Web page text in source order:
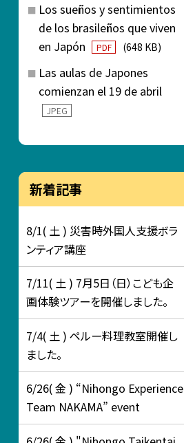
Los sueños y sentimientos
de los brasileños que viven
en Japón
PDF (648 KB)
Las aulas de Japones
comienzan el 19 de abril
JPEG
新着記事
8/1( 土 ) 災害時外国人支援ボラ
ンティア講座
7/11( 土 ) 7月5日（日）こども企
画体験ツアーを開催しました。
7/4( 土 ) ペルー料理教室開催し
ました。
6/26( 金 ) “Nihongo Experience
Team NAKAMA” event